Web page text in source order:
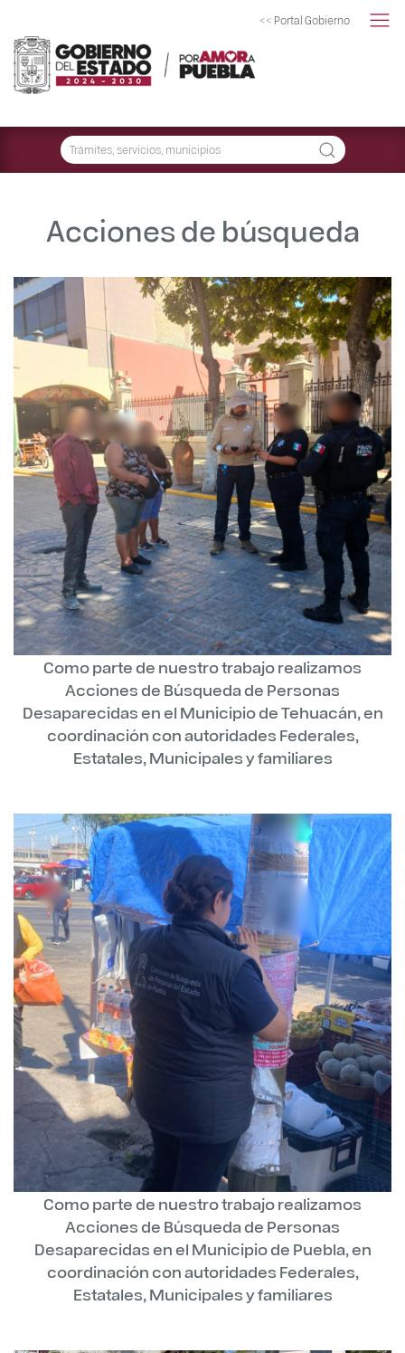
<< Portal Gobierno
Acciones de búsqueda
Como parte de nuestro trabajo realizamos
Acciones de Búsqueda de Personas
Desaparecidas en el Municipio de Tehuacán, en
coordinación con autoridades Federales,
Estatales, Municipales y familiares
Como parte de nuestro trabajo realizamos
Acciones de Búsqueda de Personas
Desaparecidas en el Municipio de Puebla, en
coordinación con autoridades Federales,
Estatales, Municipales y familiares